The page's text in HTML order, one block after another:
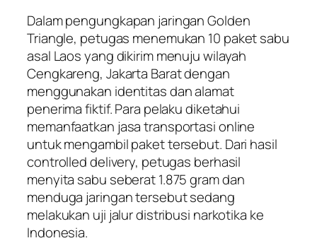
Dalam pengungkapan jaringan Golden
Triangle, petugas menemukan 10 paket sabu
asal Laos yang dikirim menuju wilayah
Cengkareng, Jakarta Barat dengan
menggunakan identitas dan alamat
penerima fiktif. Para pelaku diketahui
memanfaatkan jasa transportasi online
untuk mengambil paket tersebut. Dari hasil
controlled delivery, petugas berhasil
menyita sabu seberat 1.875 gram dan
menduga jaringan tersebut sedang
melakukan uji jalur distribusi narkotika ke
Indonesia.